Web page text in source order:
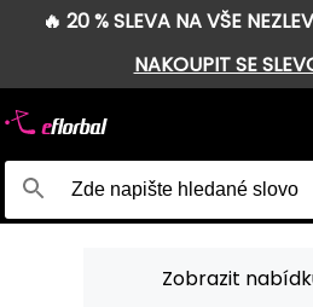
🔥 20 % SLEVA NA VŠE
NAKOUPIT SE
Zobrazit